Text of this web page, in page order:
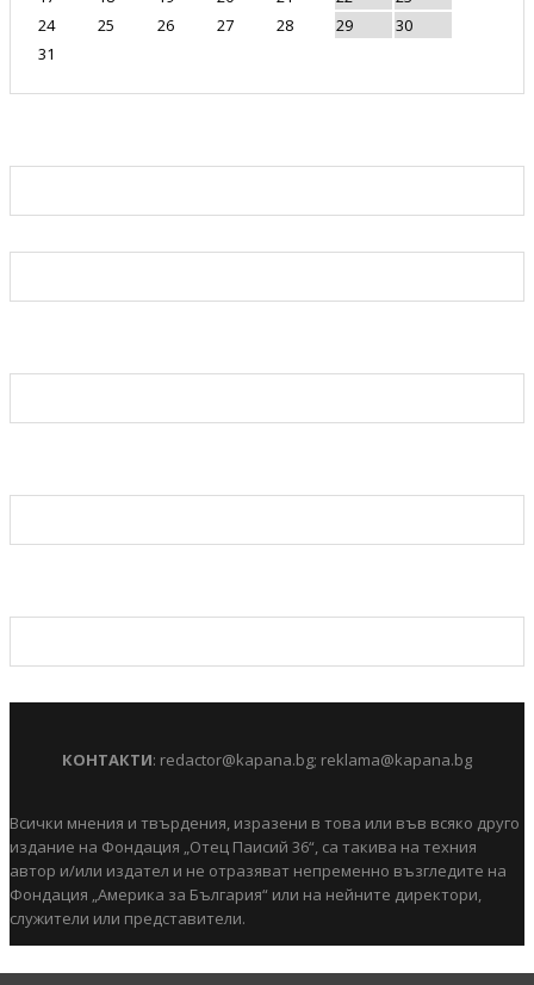
24
25 26 27 28 29
30
31
КОНТАКТИ: redactor@kapana.bg; reklama@kapana.bg
Всички мнения и твърдения, изразени в това или във всяко друго
издание на Фондация „Отец Паисий 36“, са такива на техния
автор и/или издател и не отразяват непременно възгледите на
Фондация „Америка за България“ или на нейните директори,
служители или представители.